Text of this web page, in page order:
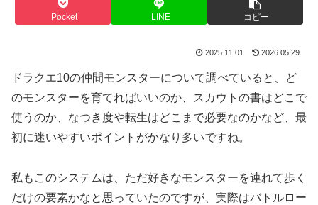
Pocket LINE コピー
2025.11.01 2026.05.29
ドラクエ10の仲間モンスターについて調べていると、ど
のモンスターを育てればいいのか、スカウトの書はどこで
使うのか、なつき度や転生はどこまで必要なのかなど、最
初に迷いやすいポイントがかなり多いですね。
私もこのシステムは、ただ好きなモンスターを連れて歩く
だけの要素かなと思っていたのですが、実際はバトルロー